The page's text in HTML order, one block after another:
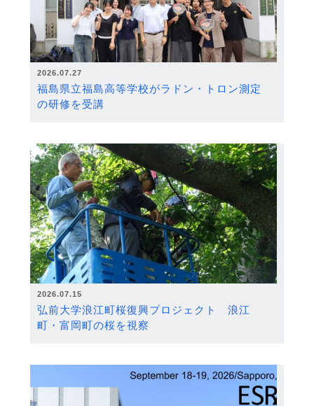
2026.07.27
福島県立福島高等学校がラドン・トロン測定
の研修を受講
2026.07.15
弘前大学浪江町桜復興プロジェクト 浪江
町・富岡町の桜を視察